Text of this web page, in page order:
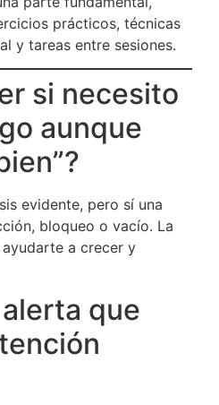
prácticos, técnicas
y tareas entre sesiones.
si necesito
aunque
evidente, pero sí una
bloqueo o vacío. La
a crecer y
que